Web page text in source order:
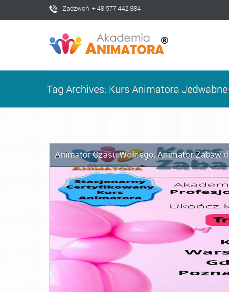
Zadzwoń + 48 577 442 884
Tag Archives: Kurs Animatora Jedwabne
Animator Czasu Wolnego,Animator Zabaw